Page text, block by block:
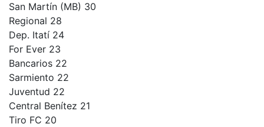
San Martín (MB) 30
Regional 28
Dep. Itatí 24
For Ever 23
Bancarios 22
Sarmiento 22
Juventud 22
Central Benítez 21
Tiro FC 20